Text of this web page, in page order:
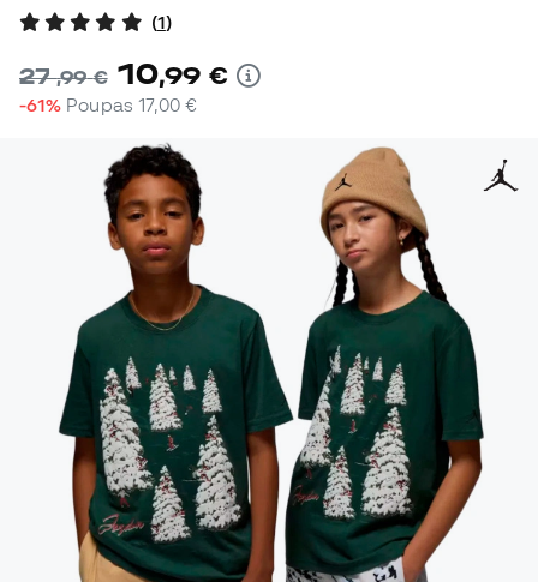
(1)
27,99 € 10,99 €
-61% Poupas 17,00 €